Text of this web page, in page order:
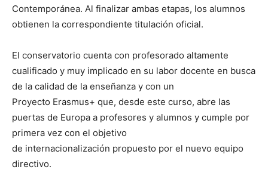
Contemporánea. Al finalizar ambas etapas, los alumnos
obtienen la correspondiente titulación oficial.
El conservatorio cuenta con profesorado altamente
cualificado y muy implicado en su labor docente en busca
de la calidad de la enseñanza y con un
Proyecto Erasmus+ que, desde este curso, abre las
puertas de Europa a profesores y alumnos y cumple por
primera vez con el objetivo
de internacionalización propuesto por el nuevo equipo
directivo.